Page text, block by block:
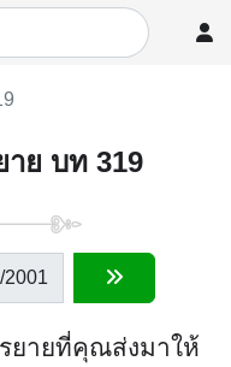
ย บท 319
/2001
ยายที่คุณส่งมาให้